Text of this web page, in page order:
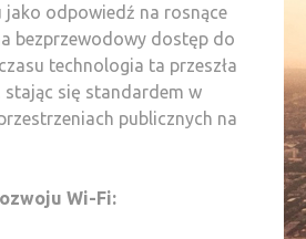
jako odpowiedź na rosnące
bezprzewodowy dostęp do
technologia ta przeszła
stając się standardem w
publicznych na
Wi-Fi: